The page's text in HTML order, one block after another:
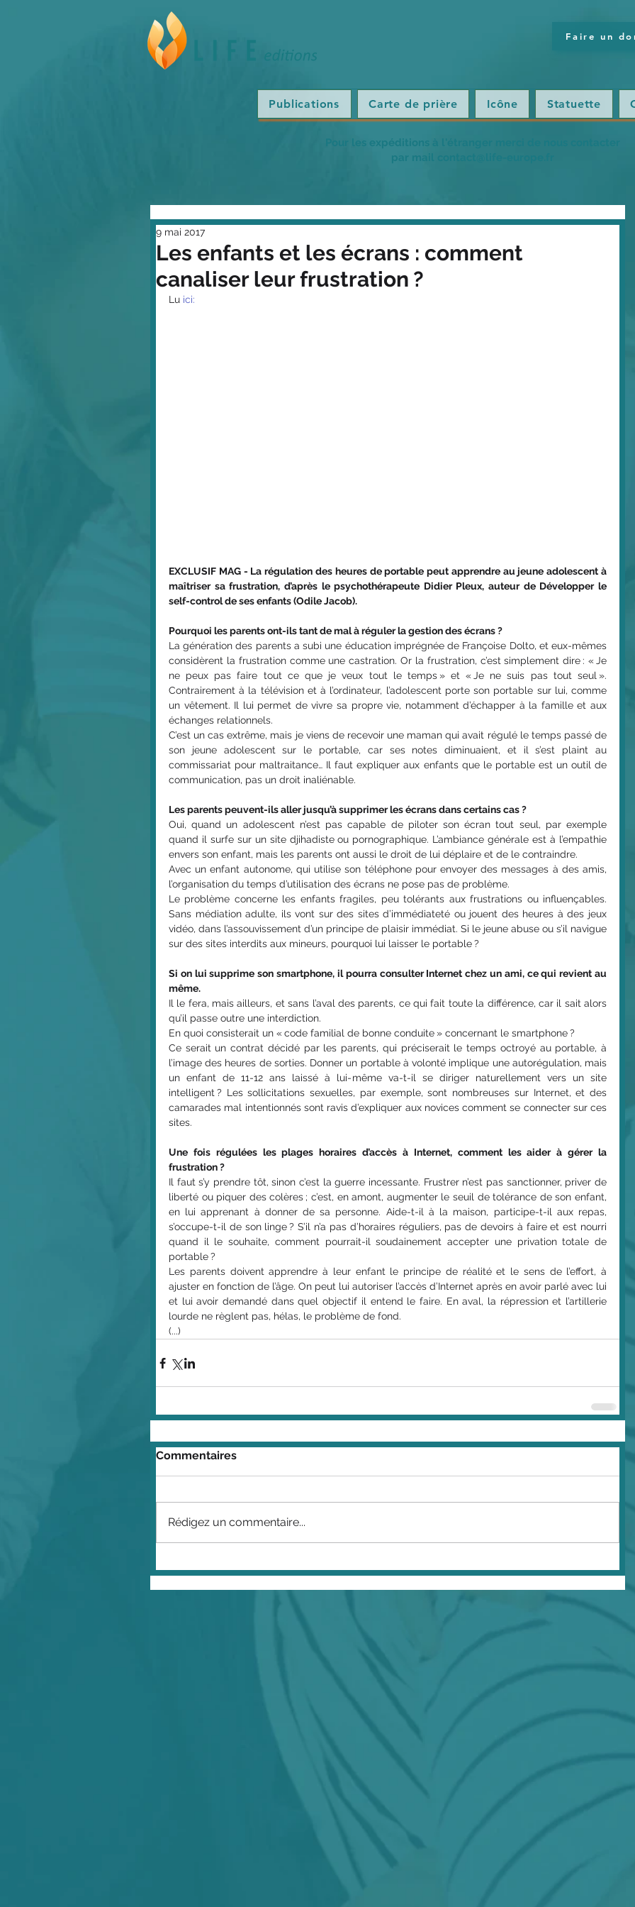
Faire un
Publications Carte de prière Icône Statuette
Pour les expéditions à l'étranger merci de nous contacter
par mail contact@life-europe.fr
Les enfants et les écrans : comment
canaliser leur frustration ?
9 mai 2017
Lu ici:
EXCLUSIF MAG - La régulation des heures de portable peut apprendre au jeune adolescent à
maîtriser sa frustration, d’après le psychothérapeute Didier Pleux, auteur de Développer le
self-control de ses enfants (Odile Jacob).
Pourquoi les parents ont-ils tant de mal à réguler la gestion des écrans ?
La génération des parents a subi une éducation imprégnée de Françoise Dolto, et eux-mêmes
considèrent la frustration comme une castration. Or la frustration, c’est simplement dire : « Je
ne peux pas faire tout ce que je veux tout le temps » et « Je ne suis pas tout seul ».
Contrairement à la télévision et à l’ordinateur, l’adolescent porte son portable sur lui, comme
un vêtement. Il lui permet de vivre sa propre vie, notamment d’échapper à la famille et aux
échanges relationnels.
C’est un cas extrême, mais je viens de recevoir une maman qui avait régulé le temps passé de
son jeune adolescent sur le portable, car ses notes diminuaient, et il s’est plaint au
commissariat pour maltraitance… Il faut expliquer aux enfants que le portable est un outil de
communication, pas un droit inaliénable.
Les parents peuvent-ils aller jusqu’à supprimer les écrans dans certains cas ?
Oui, quand un adolescent n’est pas capable de piloter son écran tout seul, par exemple
quand il surfe sur un site djihadiste ou pornographique. L’ambiance générale est à l’empathie
envers son enfant, mais les parents ont aussi le droit de lui déplaire et de le contraindre.
Avec un enfant autonome, qui utilise son téléphone pour envoyer des messages à des amis,
l’organisation du temps d’utilisation des écrans ne pose pas de problème.
Le problème concerne les enfants fragiles, peu tolérants aux frustrations ou influençables.
Sans médiation adulte, ils vont sur des sites d’immédiateté ou jouent des heures à des jeux
vidéo, dans l’assouvissement d’un principe de plaisir immédiat. Si le jeune abuse ou s’il navigue
sur des sites interdits aux mineurs, pourquoi lui laisser le portable ?
Si on lui supprime son smartphone, il pourra consulter Internet chez un ami, ce qui revient au
même.
Il le fera, mais ailleurs, et sans l’aval des parents, ce qui fait toute la différence, car il sait alors
qu’il passe outre une interdiction.
En quoi consisterait un « code familial de bonne conduite » concernant le smartphone ?
Ce serait un contrat décidé par les parents, qui préciserait le temps octroyé au portable, à
l’image des heures de sorties. Donner un portable à volonté implique une autorégulation, mais
un enfant de 11-12 ans laissé à lui-même va-t-il se diriger naturellement vers un site
intelligent ? Les sollicitations sexuelles, par exemple, sont nombreuses sur Internet, et des
camarades mal intentionnés sont ravis d’expliquer aux novices comment se connecter sur ces
sites.
Une fois régulées les plages horaires d’accès à Internet, comment les aider à gérer la
frustration ?
Il faut s’y prendre tôt, sinon c’est la guerre incessante. Frustrer n’est pas sanctionner, priver de
liberté ou piquer des colères ; c’est, en amont, augmenter le seuil de tolérance de son enfant,
en lui apprenant à donner de sa personne. Aide-t-il à la maison, participe-t-il aux repas,
s’occupe-t-il de son linge ? S’il n’a pas d’horaires réguliers, pas de devoirs à faire et est nourri
quand il le souhaite, comment pourrait-il soudainement accepter une privation totale de
portable ?
Les parents doivent apprendre à leur enfant le principe de réalité et le sens de l’effort, à
ajuster en fonction de l’âge. On peut lui autoriser l’accès d’Internet après en avoir parlé avec lui
et lui avoir demandé dans quel objectif il entend le faire. En aval, la répression et l’artillerie
lourde ne règlent pas, hélas, le problème de fond.
(...)
Commentaires
Rédigez un commentaire...